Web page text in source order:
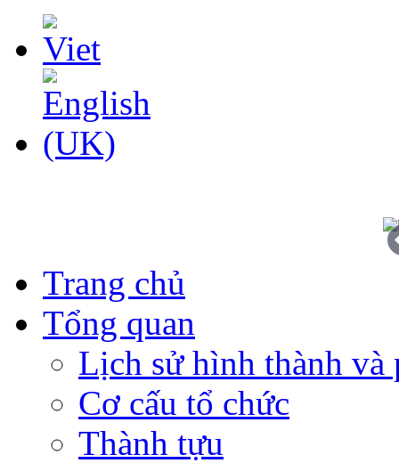
Trang chủ
Tổng quan
Lịch sử hình thành và
Cơ cấu tổ chức
Thành tựu